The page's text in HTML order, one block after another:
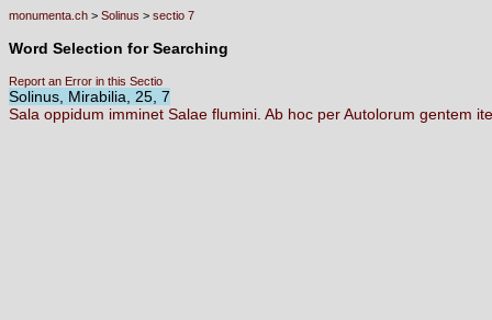
monumenta.ch > Solinus > sectio 7
Word Selection for Searching
Report an Error in this Sectio
Solinus, Mirabilia, 25, 7
Sala oppidum imminet Salae flumini. Ab hoc perAutolorum gentem